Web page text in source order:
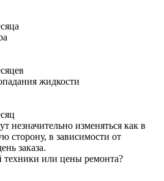
жидкости
изменяться как в
сторону, в зависимости от
заказа.
или цены ремонта?